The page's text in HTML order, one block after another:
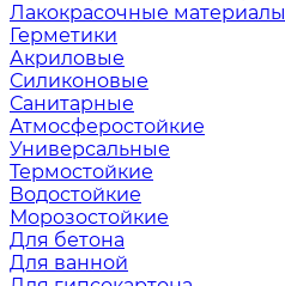
Лакокрасочные материалы
Герметики
Акриловые
Силиконовые
Санитарные
Атмосферостойкие
Универсальные
Термостойкие
Водостойкие
Морозостойкие
Для бетона
Для ванной